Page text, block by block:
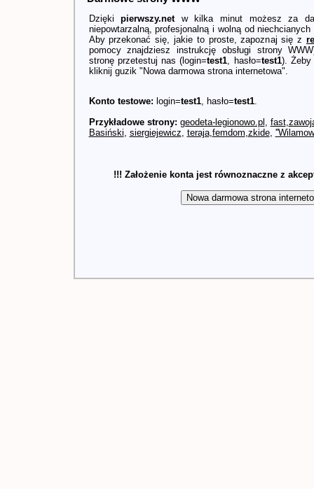
Dziękipierwszy.netw kilka minut możesz za
niepowtarzalną, profesjonalną i wolną od
Aby przekonać się, jakie to proste, zapoznaj się z
pomocy znajdziesz instrukcję obsługi strony
stronę przetestuj nas (login=test1, hasło=test1). Żeby
kliknij guzik "Nowa darmowa strona internetowa".
Konto testowe: login=test1, hasło=test1.
Przykładowe strony: geodeta-legionowo.pl , fast,
Basiński, siergiejewicz, teraja,femdom,zkide,
!!! Założenie konta jest równoznaczne z